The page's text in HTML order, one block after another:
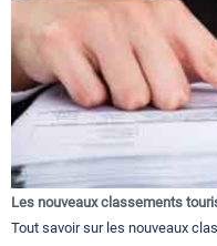
Les nouveaux classements
Tout savoir sur les nouveaux